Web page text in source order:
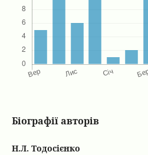
Біографії авторів
Н.Л. Тодосієнко